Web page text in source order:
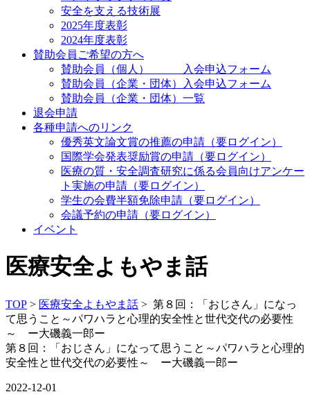
安全を支える技術展
2025年度表彰
2024年度表彰
賛助会員ご希望の方へ
賛助会員（個人） 入会申込フォーム
賛助会員（企業・団体）入会申込フォーム
賛助会員（企業・団体）一覧
退会申請
各種申請へのリンク
優秀英文論文賞の推薦の申請（要ログイン）
国際学会発表奨励賞の申請（要ログイン）
医療の質・安全調査研究に係る会員向けアンケー
ト実施の申請（要ログイン）
学生の会費半額免除申請（要ログイン）
会議予約の申請（要ログイン）
イベント
医療安全よもやま話
TOP > 医療安全よもやま話 > 第８回：「おじさん」になっ
て思うこと～パワハラと心理的安全性と世代交代の必要性
～ ー大磯義一郎ー
第８回：「おじさん」になって思うこと～パワハラと心理的
安全性と世代交代の必要性～ ー大磯義一郎ー
2022-12-01